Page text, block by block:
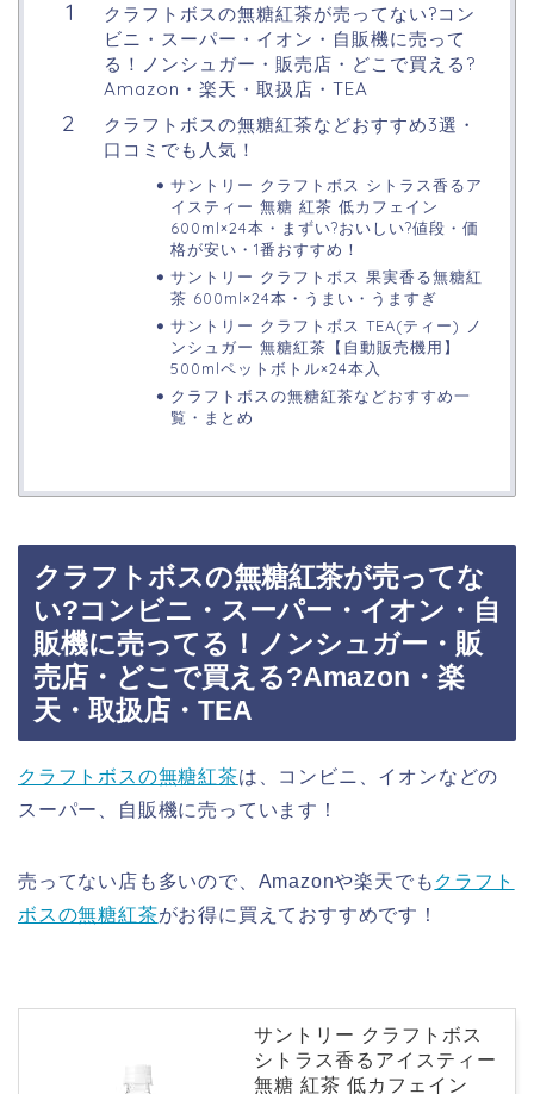
クラフトボスの無糖紅茶が売ってない?コン
ビニ・スーパー・イオン・自販機に売って
る！ノンシュガー・販売店・どこで買える?
Amazon・楽天・取扱店・TEA
クラフトボスの無糖紅茶などおすすめ3選・
口コミでも人気！
サントリー クラフトボス シトラス香るア
イスティー 無糖 紅茶 低カフェイン
600ml×24本・まずい?おいしい?値段・価
格が安い・1番おすすめ！
サントリー クラフトボス 果実香る無糖紅
茶 600ml×24本・うまい・うますぎ
サントリー クラフトボス TEA(ティー) ノ
ンシュガー 無糖紅茶【自動販売機用】
500mlペットボトル×24本入
クラフトボスの無糖紅茶などおすすめ一
覧・まとめ
クラフトボスの無糖紅茶が売ってな
い?コンビニ・スーパー・イオン・自
販機に売ってる！ノンシュガー・販
売店・どこで買える?Amazon・楽
天・取扱店・TEA
クラフトボスの無糖紅茶は、コンビニ、イオンなどの
スーパー、自販機に売っています！
売ってない店も多いので、Amazonや楽天でも クラフト
ボスの無糖紅茶がお得に買えておすすめです！
サントリー クラフトボス
シトラス香るアイスティー
無糖 紅茶 低カフェイン